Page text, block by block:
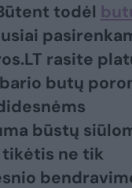
todėl
rasite
butų
būstų
ne tik